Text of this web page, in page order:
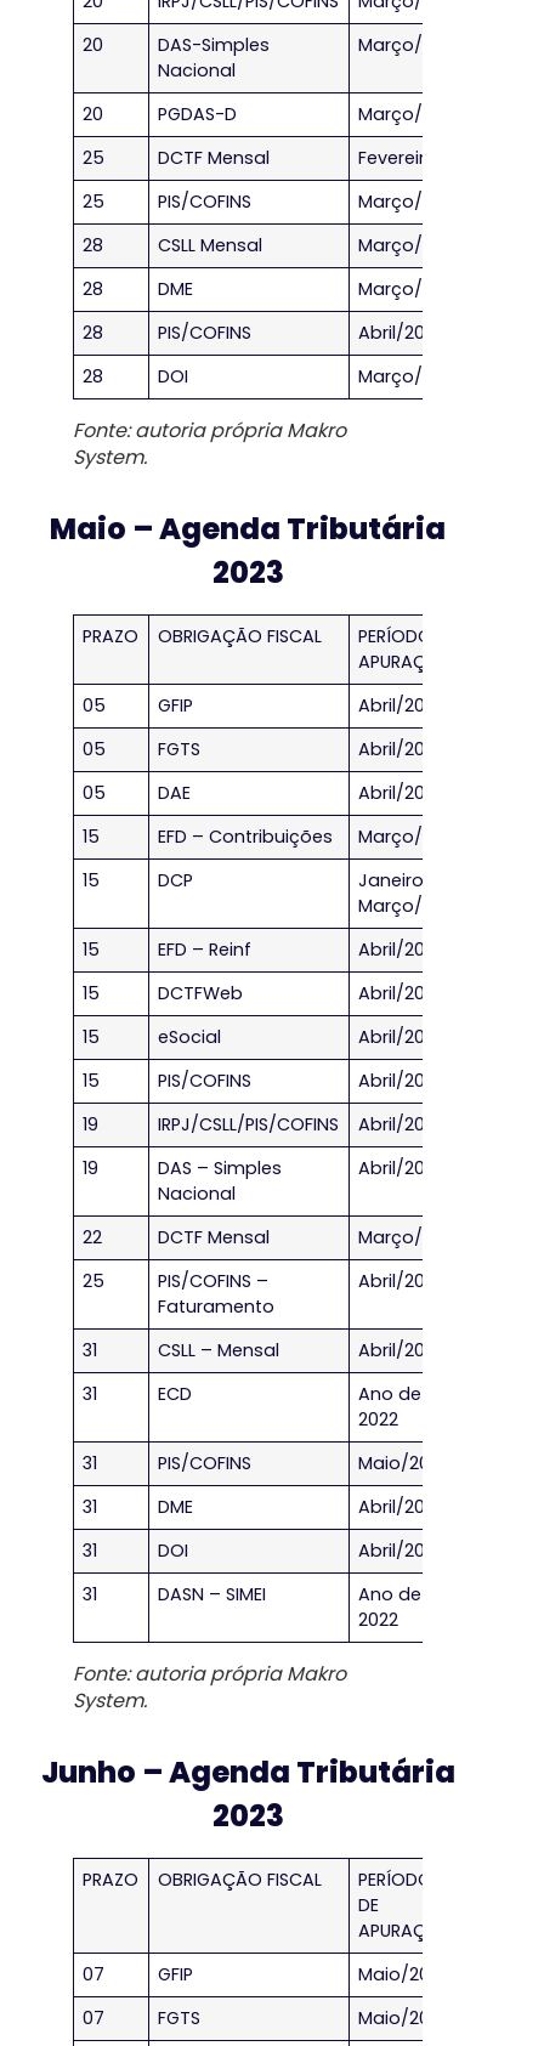
20
DAS-Simples
Nacional
Março/2023
20 PGDAS-D
Março/2023
25
DCTF Mensal
Fevereiro/2023
25
PIS/COFINS
Março/2023
28
CSLL Mensal
Março/2023
28
DME
Março/2023
28
PIS/COFINS
Abril/2023
28
DOI Março/2023
Fonte: autoria própria Makro
System.
Maio – Agenda Tributária
2023
PRAZO OBRIGAÇÃO FISCAL
PERÍODO DE
APURAÇÃO
05
GFIP
Abril/2023
05
FGTS
Abril/2023
05
DAE
Abril/2023
15
EFD – Contribuições
Março/2023
15
DCP
Janeiro a
Março/2023
15
EFD – Reinf
Abril/2023
15
DCTFWeb
Abril/2023
15
eSocial
Abril/2023
15
PIS/COFINS
Abril/2023
19
IRPJ/CSLL/PIS/COFINS
Abril/2023
19
DAS – Simples
Nacional
Abril/2023
22 DCTF Mensal
Março/2023
25
PIS/COFINS –
Faturamento
Abril/2023
31 CSLL – Mensal
Abril/2023
31
ECD
Ano de
2022
31
PIS/COFINS
Maio/2023
31
DME
Abril/2023
31
DOI
Abril/2023
31
DASN – SIMEI
Ano de
2022
Fonte: autoria própria Makro
System.
Junho – Agenda Tributária
2023
PRAZO OBRIGAÇÃO FISCAL
PERÍODO
DE
APURAÇÃO
07
GFIP
Maio/2023
07
FGTS Maio/2023